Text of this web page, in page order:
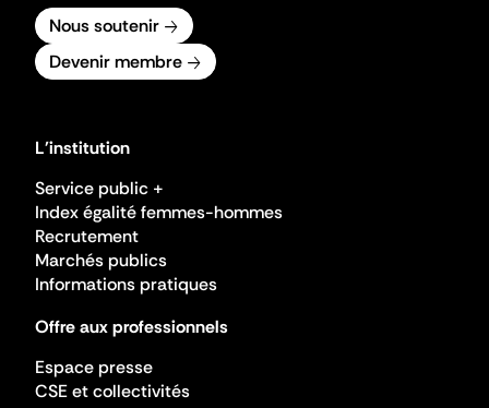
Nous soutenir
Devenir membre
L'institution
Service public +
Index égalité femmes-hommes
Recrutement
Marchés publics
Informations pratiques
Offre aux professionnels
Espace presse
CSE et collectivités